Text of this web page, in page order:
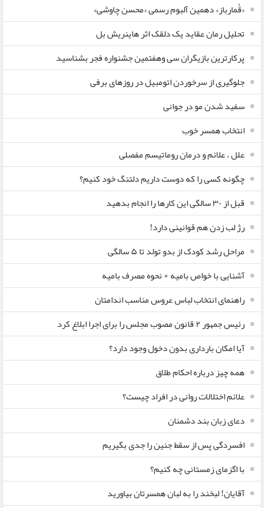
«قُمارباز» دهمین آلبوم رسمی «محسن چاوشی»
تحلیل رمان عقاید یک دلقک اثر هاینریش بل
پرکارترین بازیگران سی وهفتمین جشنواره فجر بشناسید
جلوگیری از سرخوردن اتومبیل در روزهای برفی
سفید شدن مو در جوانی
انتخاب همسر خوب
علل ، علائم و درمان روماتیسم مفصلی
چگونه کسی را که دوست داریم دلتنگ خود کنیم؟
قبل از ۳۰ سالگی این کارها را انجام بدهید
رژ لب زدن هم قوانینی دارد!
مراحل رشد کودک از بدو تولد تا ۵ سالگی
آشنایی با خواص بامیه + نحوه مصرف بامیه
راهنمای انتخاب لباس عروس مناسب اندامتان
رئیس جمهور ۲ قانون مصوب مجلس را برای اجرا ابلاغ کرد
آیا امکان بارداری بدون دخول وجود دارد؟
همه چیز درباره احکام طلاق
علائم اختلالات روانی در افراد چیست؟
دعای زبان بند دشمنان
افسردگی پس از سقط جنین را جدی بگیریم
با اگزمای زمستانی چه کنیم؟
آقایان! لبخند را به لبان همسرتان بیاورید